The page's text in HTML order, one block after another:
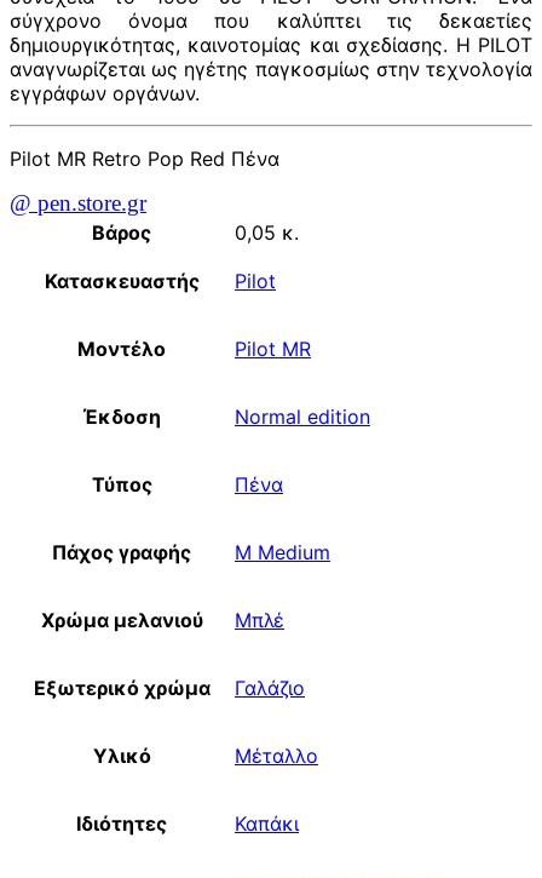
σύγχρονο όνομα που καλύπτει τις δεκαετίες
δημιουργικότητας, καινοτομίας και σχεδίασης. Η PILOT
αναγνωρίζεται ως ηγέτης παγκοσμίως στην τεχνολογία
εγγράφων οργάνων.
Pilot MR Retro Pop Red Πένα
@ pen.store.gr
Βάρος
0,05 κ.
Κατασκευαστής
Pilot
Μοντέλο Pilot MR
Έκδοση Normal edition
Τύπος Πένα
Πάχος γραφής M Medium
Χρώμα μελανιού Μπλέ
Εξωτερικό χρώμα Γαλάζιο
Υλικό Μέταλλο
Ιδιότητες Καπάκι